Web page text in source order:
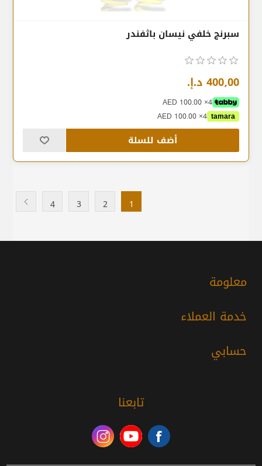
سبرنج خلفي نيسان باثفندر
400٫00 د.إ.‏
4× AED 100.00
tamara
4× AED 100.00
أضف للسلة
1
2
3
4
معلومة
خدمة العملاء
حسابي
تابعنا